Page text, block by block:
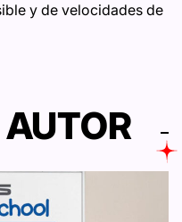
y de velocidades de